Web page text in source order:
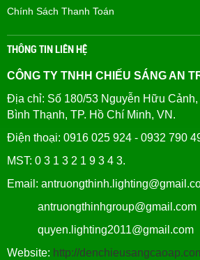
Chính Sách Thanh Toán
THÔNG TIN LIÊN HỆ
CÔNG TY TNHH CHIẾU SÁNG AN
Địa chỉ: Số 180/53 Nguyễn Hữu
Bình Thạnh, TP. Hồ Chí Minh, VN.
Điện thoại: 0916 025 924 - 0932 790
MST: 0 3 1 3 2 1 9 3 4 3.
Email:
antruongthinhgroup@gmail.com
quyen.lighting2011@gmail.com
Website: http://